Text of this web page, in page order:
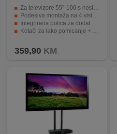
Za televizore 55"-100 s nosivošću do 120 kg
Podesiva montaža na 4 visinske razine
Integrirana polica za dodatnu opremu (do 10 kg)
Kotači za lako pomicanje + zaključavanje za stabilnost
359,90 KM